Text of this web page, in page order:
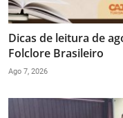
Dicas de leitura de
Folclore Brasileiro
Ago 7, 2026